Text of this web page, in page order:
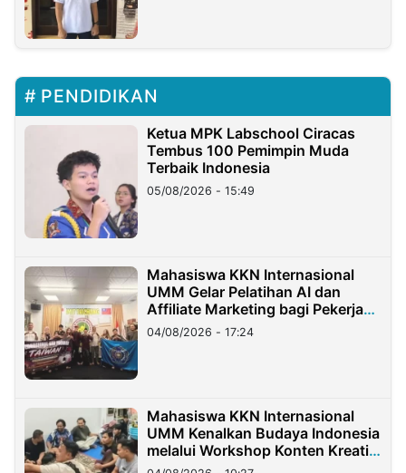
PENDIDIKAN
Ketua MPK Labschool Ciracas
Tembus 100 Pemimpin Muda
Terbaik Indonesia
05/08/2026 - 15:49
Mahasiswa KKN Internasional
UMM Gelar Pelatihan AI dan
Affiliate Marketing bagi Pekerja
Migran Indonesia di Taiwan
04/08/2026 - 17:24
Mahasiswa KKN Internasional
UMM Kenalkan Budaya Indonesia
melalui Workshop Konten Kreatif
di Taiwan